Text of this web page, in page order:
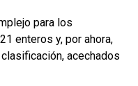
para los
enteros y, por ahora,
acechados